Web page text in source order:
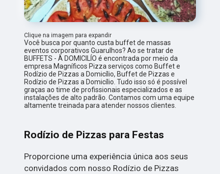
Clique na imagem para expandir
Você busca por quanto custa buffet de massas
eventos corporativos Guarulhos? Ao se tratar de
BUFFETS - À DOMICILÍO é encontrada por meio da
empresa Magníficos Pizza serviços como Buffet e
Rodízio de Pizzas a Domicílio, Buffet de Pizzas e
Rodízio de Pizzas a Domicílio. Tudo isso só é possível
graças ao time de profissionais especializados e as
instalações de alto padrão. Contamos com uma equipe
altamente treinada para atender nossos clientes.
Rodízio de Pizzas para Festas
Proporcione uma experiência única aos seus
convidados com nosso Rodízio de Pizzas